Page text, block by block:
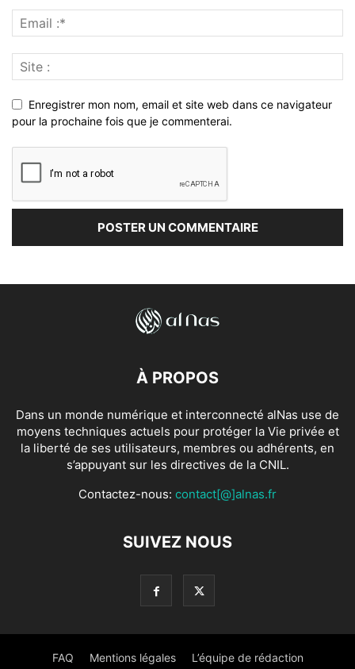
Enregistrer mon nom, email et site web dans ce navigateur
pour la prochaine fois que je commenterai.
À PROPOS
Dans un monde numérique et interconnecté alNas use de
moyens techniques actuels pour protéger la Vie privée et
la liberté de ses utilisateurs, membres ou adhérents, en
s’appuyant sur les directives de la CNIL.
Contactez-nous: contact[@]alnas.fr
SUIVEZ NOUS
FAQ Mentions légales L’équipe de rédaction